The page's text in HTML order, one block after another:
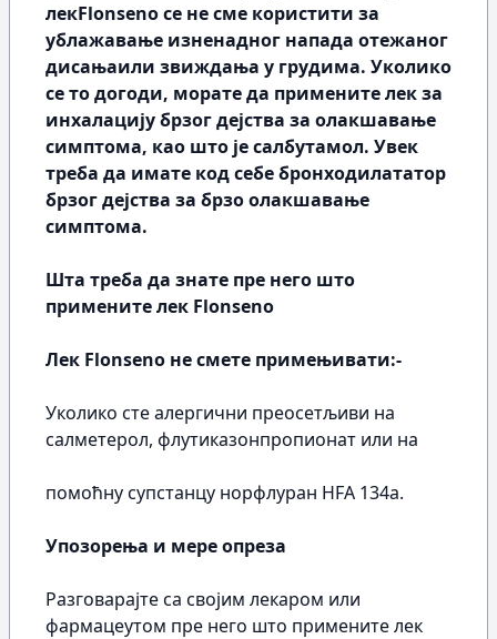
лекFlonseno се не сме користити за
ублажавање изненадног напада отежаног
дисањаили звиждања у грудима. Уколико
се то догоди, морате да примените лек за
инхалацију брзог дејства за олакшавање
симптома, као што је салбутамол. Увек
треба да имате код себе бронходилататор
брзог дејства за брзо олакшавање
симптома.
Шта треба да знате пре него што
примените лек Flonseno
Лек Flonseno не смете примењивати:-
Уколико сте алергични преосетљиви на
салметерол, флутиказонпропионат или на
помоћну супстанцу норфлуран HFA 134а.
Упозорења и мере опреза
Разговарајте са својим лекаром или
фармацеутом пре него што примените лек